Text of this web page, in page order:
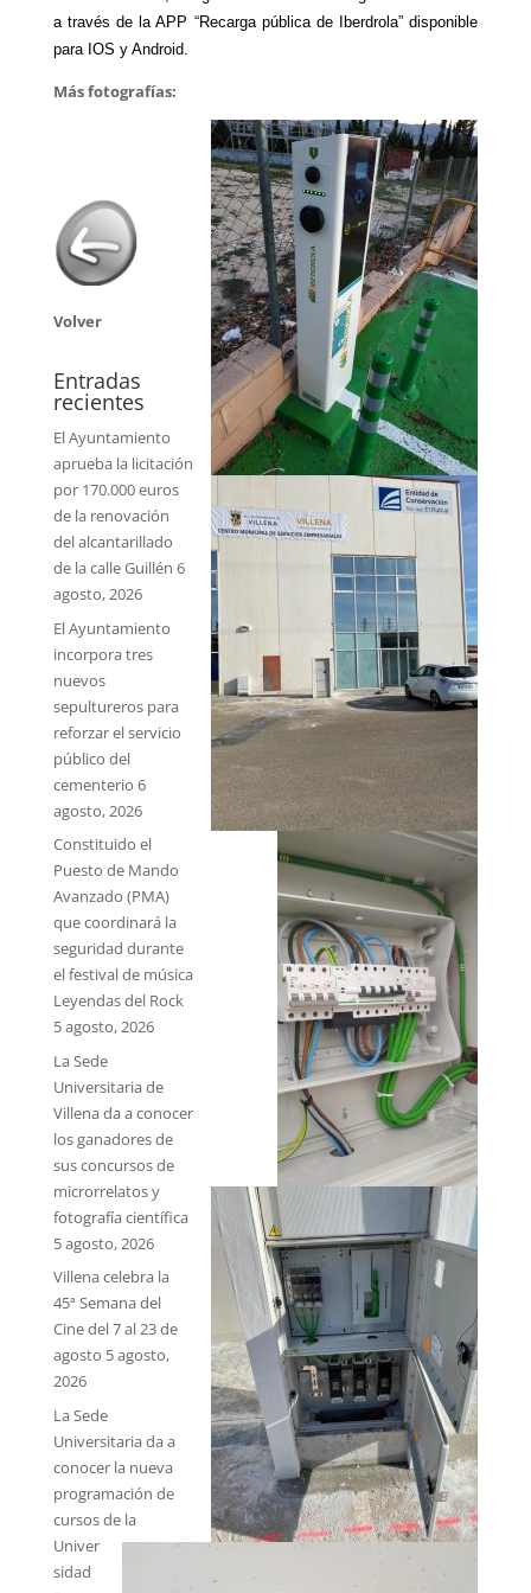
a través de la APP “Recarga pública de Iberdrola” disponible
para IOS y Android.
Más fotografías:
Volver
Entradas
recientes
El Ayuntamiento
aprueba la licitación
por 170.000 euros
de la renovación
del alcantarillado
de la calle Guillén 6
agosto, 2026
El Ayuntamiento
incorpora tres
nuevos
sepultureros para
reforzar el servicio
público del
cementerio 6
agosto, 2026
Constituido el
Puesto de Mando
Avanzado (PMA)
que coordinará la
seguridad durante
el festival de música
Leyendas del Rock
5 agosto, 2026
La Sede
Universitaria de
Villena da a conocer
los ganadores de
sus concursos de
microrrelatos y
fotografía científica
5 agosto, 2026
Villena celebra la
45ª Semana del
Cine del 7 al 23 de
agosto 5 agosto,
2026
La Sede
Universitaria da a
conocer la nueva
programación de
cursos de la
Univer
sidad